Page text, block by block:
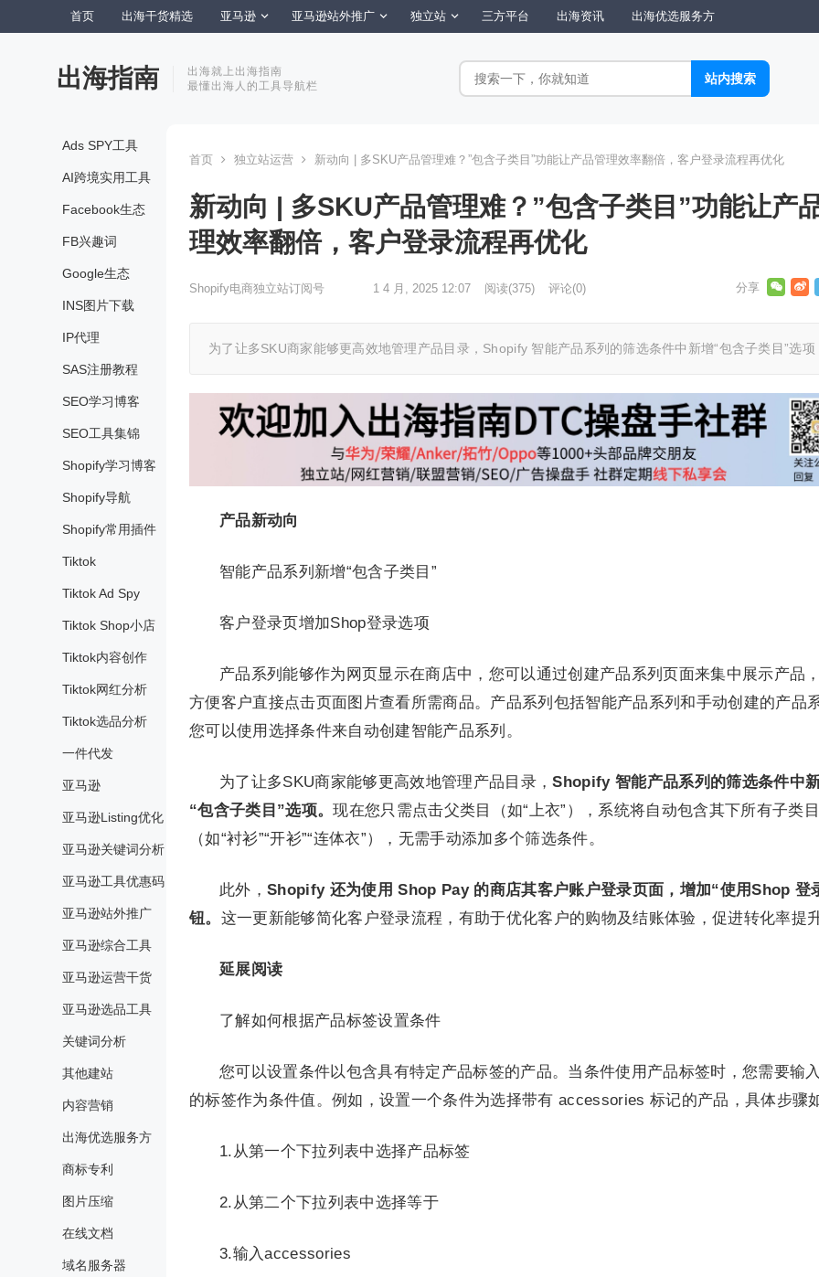
首页 出海干货精选 亚马逊 亚马逊站外推广 独立站 三方平台 出海资讯 出海优选服务方
出海指南
出海就上出海指南
最懂出海人的工具导航栏
Ads SPY工具
AI跨境实用工具
Facebook生态
FB兴趣词
Google生态
INS图片下载
IP代理
SAS注册教程
SEO学习博客
SEO工具集锦
Shopify学习博客
Shopify导航
Shopify常用插件
Tiktok
Tiktok Ad Spy
Tiktok Shop小店
Tiktok内容创作
Tiktok网红分析
Tiktok选品分析
一件代发
亚马逊
亚马逊Listing优化
亚马逊关键词分析
亚马逊工具优惠码
亚马逊站外推广
亚马逊综合工具
亚马逊运营干货
亚马逊选品工具
关键词分析
其他建站
内容营销
出海优选服务方
商标专利
图片压缩
在线文档
域名服务器
首页 独立站运营 新动向 | 多SKU产品管理难？”包含子类目”功能让产品管理效率翻倍，客户登录流程再优化
新动向 | 多SKU产品管理难？”包含子类目”功能让产
理效率翻倍，客户登录流程再优化
Shopify电商独立站订阅号 1 4 月, 2025 12:07 阅读(375) 评论(0)
为了让多SKU商家能够更高效地管理产品目录，Shopify 智能产品系列的筛选条件中新增“包含子类目”选项
产品新动向
智能产品系列新增“包含子类目”
客户登录页增加Shop登录选项
产品系列能够作为网页显示在商店中，您可以通过创建产品系列页面来集中展示产品
方便客户直接点击页面图片查看所需商品。产品系列包括智能产品系列和手动创建的产品
您可以使用选择条件来自动创建智能产品系列。
为了让多SKU商家能够更高效地管理产品目录，Shopify 智能产品系列的筛选条件中
“包含子类目”选项。现在您只需点击父类目（如“上衣”），系统将自动包含其下所有子类
（如“衬衫”“开衫”“连体衣”），无需手动添加多个筛选条件。
此外， Shopify 还为使用 Shop Pay 的商店其客户账户登录页面，增加“使用Shop 登
钮。 这一更新能够简化客户登录流程，有助于优化客户的购物及结账体验，促进转化率提
延展阅读
了解如何根据产品标签设置条件
您可以设置条件以包含具有特定产品标签的产品。当条件使用产品标签时，您需要输
的标签作为条件值。例如，设置一个条件为选择带有 accessories 标记的产品，具体步骤
1.从第一个下拉列表中选择产品标签
2.从第二个下拉列表中选择等于
3.输入accessories